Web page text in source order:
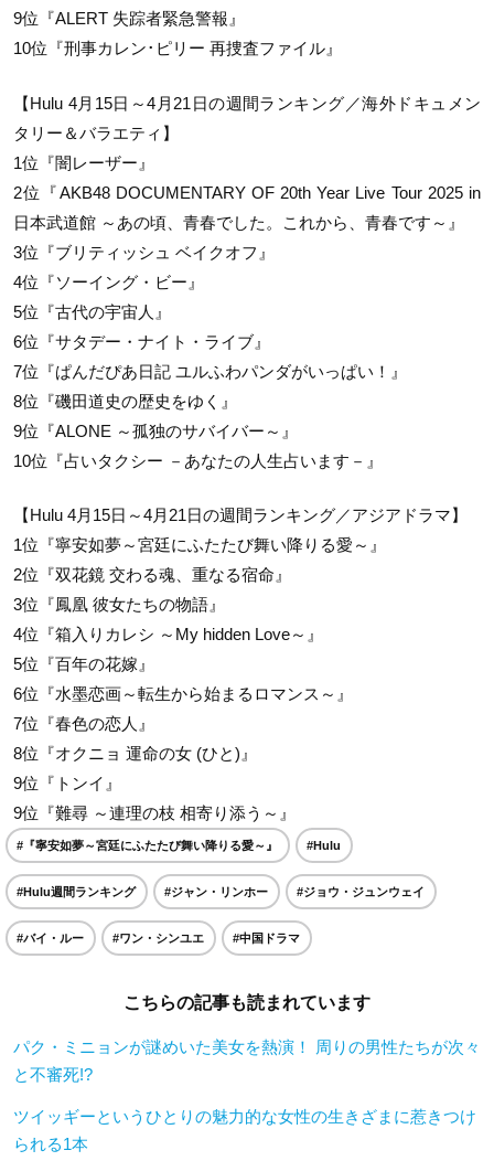
9位『ALERT 失踪者緊急警報』
10位『刑事カレン･ピリー 再捜査ファイル』
【Hulu 4月15日～4月21日の週間ランキング／海外ドキュメン
タリー＆バラエティ】
1位『闇レーザー』
2位『AKB48 DOCUMENTARY OF 20th Year Live Tour 2025 in
日本武道館 ～あの頃、青春でした。これから、青春です～』
3位『ブリティッシュ ベイクオフ』
4位『ソーイング・ビー』
5位『古代の宇宙人』
6位『サタデー・ナイト・ライブ』
7位『ぱんだぴあ日記 ユルふわパンダがいっぱい！』
8位『磯田道史の歴史をゆく』
9位『ALONE ～孤独のサバイバー～』
10位『占いタクシー －あなたの人生占います－』
【Hulu 4月15日～4月21日の週間ランキング／アジアドラマ】
1位『寧安如夢～宮廷にふたたび舞い降りる愛～』
2位『双花鏡 交わる魂、重なる宿命』
3位『鳳凰 彼女たちの物語』
4位『箱入りカレシ ～My hidden Love～』
5位『百年の花嫁』
6位『水墨恋画～転生から始まるロマンス～』
7位『春色の恋人』
8位『オクニョ 運命の女 (ひと)』
9位『トンイ』
9位『難尋 ～連理の枝 相寄り添う～』
#『寧安如夢～宮廷にふたたび舞い降りる愛～』 #Hulu
#Hulu週間ランキング #ジャン・リンホー #ジョウ・ジュンウェイ
#バイ・ルー #ワン・シンユエ #中国ドラマ
こちらの記事も読まれています
パク・ミニョンが謎めいた美女を熱演！ 周りの男性たちが次々
と不審死!?
ツイッギーというひとりの魅力的な女性の生きざまに惹きつけ
られる1本